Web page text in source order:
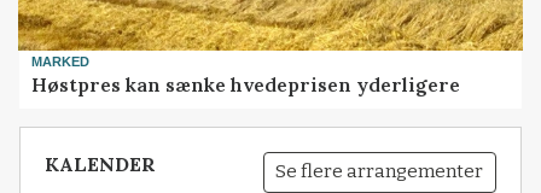
MARKED
Høstpres kan sænke hvedeprisen yderligere
KALENDER Se flere arrangementer